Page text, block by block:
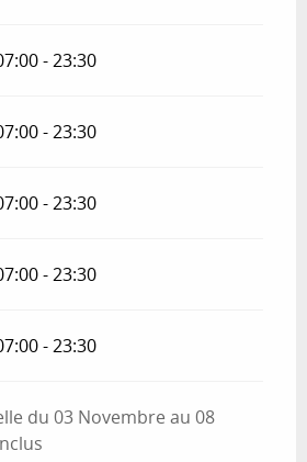
- 23:30
- 23:30
- 23:30
- 23:30
- 23:30
du 03 Novembre au 08